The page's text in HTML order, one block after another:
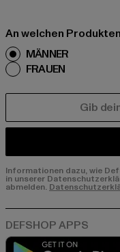
An welchen
MÄNNER
FRAUEN
Informationen dazu, wie
in unserer
abmelden.